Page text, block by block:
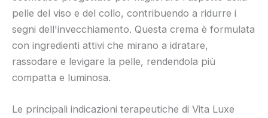
pelle del viso e del collo, contribuendo a ridurre i
segni dell'invecchiamento. Questa crema è formulata
con ingredienti attivi che mirano a idratare,
rassodare e levigare la pelle, rendendola più
compatta e luminosa.
Le principali indicazioni terapeutiche di Vita Luxe